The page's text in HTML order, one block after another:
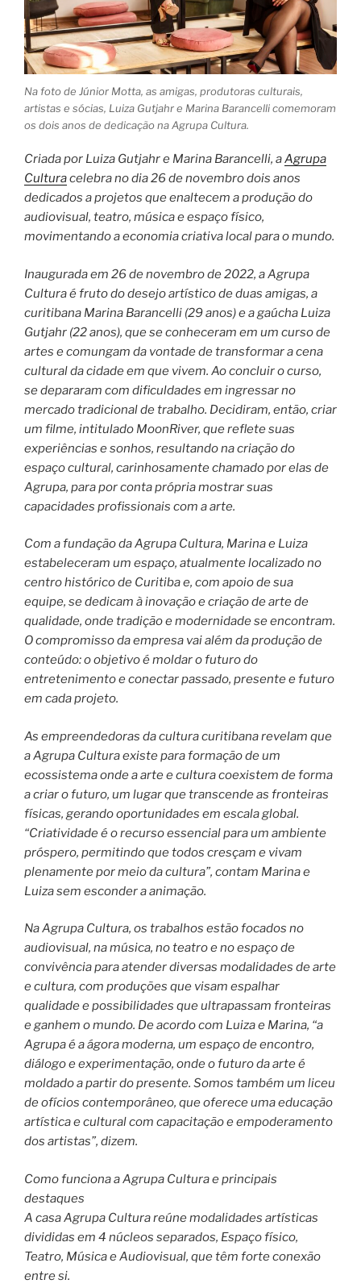
Na foto de Júnior Motta, as amigas, produtoras culturais,
artistas e sócias, Luiza Gutjahr e Marina Barancelli comemoram
os dois anos de dedicação na Agrupa Cultura.
Criada por Luiza Gutjahr e Marina Barancelli, aAgrupa
Culturacelebra no dia 26 de novembro dois anos
dedicados a projetos que enaltecem a produção do
audiovisual, teatro, música e espaço físico,
movimentando a economia criativa local para o mundo.
Inaugurada em 26 de novembro de 2022, a Agrupa
Cultura é fruto do desejo artístico de duas amigas, a
curitibana Marina Barancelli (29 anos) e a gaúcha Luiza
Gutjahr (22 anos), que se conheceram em um curso de
artes e comungam da vontade de transformar a cena
cultural da cidade em que vivem. Ao concluir o curso,
se depararam com dificuldades em ingressar no
mercado tradicional de trabalho. Decidiram, então, criar
um filme, intitulado MoonRiver, que reflete suas
experiências e sonhos, resultando na criação do
espaço cultural, carinhosamente chamado por elas de
Agrupa, para por conta própria mostrar suas
capacidades profissionais com a arte.
Com a fundação da Agrupa Cultura, Marina e Luiza
estabeleceram um espaço, atualmente localizado no
centro histórico de Curitiba e, com apoio de sua
equipe, se dedicam à inovação e criação de arte de
qualidade, onde tradição e modernidade se encontram.
O compromisso da empresa vai além da produção de
conteúdo: o objetivo é moldar o futuro do
entretenimento e conectar passado, presente e futuro
em cada projeto.
As empreendedoras da cultura curitibana revelam que
a Agrupa Cultura existe para formação de um
ecossistema onde a arte e cultura coexistem de forma
a criar o futuro, um lugar que transcende as fronteiras
físicas, gerando oportunidades em escala global.
“Criatividade é o recurso essencial para um ambiente
próspero, permitindo que todos cresçam e vivam
plenamente por meio da cultura”, contam Marina e
Luiza sem esconder a animação.
Na Agrupa Cultura, os trabalhos estão focados no
audiovisual, na música, no teatro e no espaço de
convivência para atender diversas modalidades de arte
e cultura, com produções que visam espalhar
qualidade e possibilidades que ultrapassam fronteiras
e ganhem o mundo. De acordo com Luiza e Marina, “a
Agrupa é a ágora moderna, um espaço de encontro,
diálogo e experimentação, onde o futuro da arte é
moldado a partir do presente. Somos também um liceu
de ofícios contemporâneo, que oferece uma educação
artística e cultural com capacitação e empoderamento
dos artistas”, dizem.
Como funciona a Agrupa Cultura e principais
destaques
A casa Agrupa Cultura reúne modalidades artísticas
divididas em 4 núcleos separados, Espaço físico,
Teatro, Música e Audiovisual, que têm forte conexão
entre si.